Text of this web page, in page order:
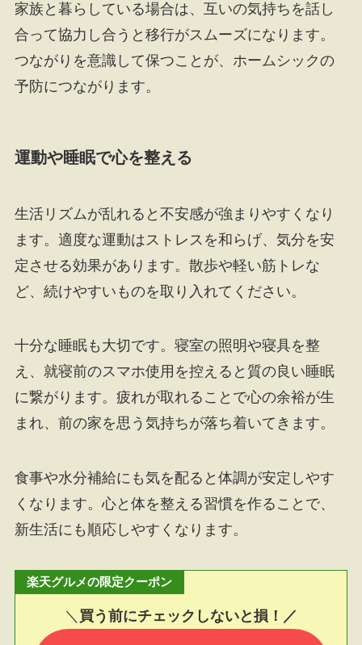
家族と暮らしている場合は、互いの気持ちを話し
合って協力し合うと移行がスムーズになります。
つながりを意識して保つことが、ホームシックの
予防につながります。
運動や睡眠で心を整える
生活リズムが乱れると不安感が強まりやすくなり
ます。適度な運動はストレスを和らげ、気分を安
定させる効果があります。散歩や軽い筋トレな
ど、続けやすいものを取り入れてください。
十分な睡眠も大切です。寝室の照明や寝具を整
え、就寝前のスマホ使用を控えると質の良い睡眠
に繋がります。疲れが取れることで心の余裕が生
まれ、前の家を思う気持ちが落ち着いてきます。
食事や水分補給にも気を配ると体調が安定しやす
くなります。心と体を整える習慣を作ることで、
新生活にも順応しやすくなります。
楽天グルメの限定クーポン
＼ 買う前にチェックしないと損！／